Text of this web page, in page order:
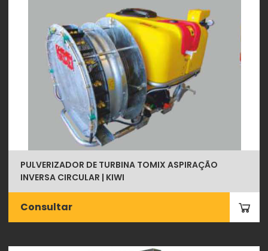
PULVERIZADOR DE TURBINA TOMIX ASPIRAÇÃO
INVERSA CIRCULAR | KIWI
Consultar